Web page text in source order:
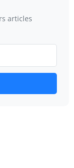
articles